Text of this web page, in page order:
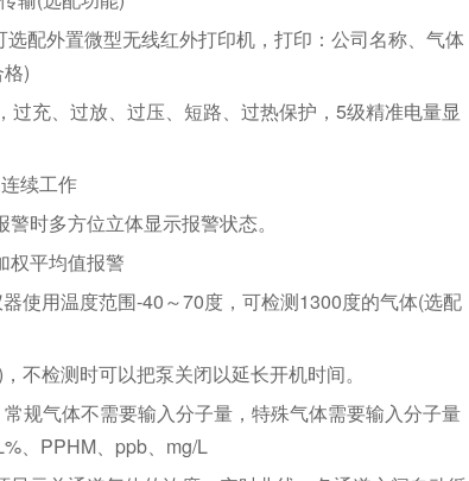
配外置微型无线红外打印机，打印：公司名称、气体
)
充、过放、过压、短路、过热保护，5级精准电量显
续工作
时多方位立体显示报警状态。
权平均值报警
使用温度范围-40～70度，可检测1300度的气体(选配
不检测时可以把泵关闭以延长开机时间。
规气体不需要输入分子量，特殊气体需要输入分子量
、PPHM、ppb、mg/L